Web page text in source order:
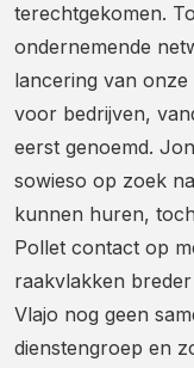
terechtgekomen.
ondernemende
lancering van onze
voor bedrijven,
eerst genoemd.
sowieso op zoek
kunnen huren,
Pollet contact op
raakvlakken
Vlajo nog geen
dienstengroep en